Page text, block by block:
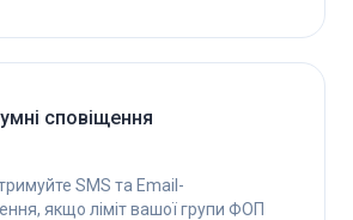
сповіщення
SMS та Email-
якщо ліміт вашої групи ФОП